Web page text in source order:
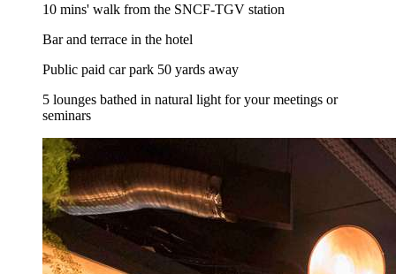
10 mins' walk from the SNCF-TGV station
Bar and terrace in the hotel
Public paid car park 50 yards away
5 lounges bathed in natural light for your meetings or
seminars